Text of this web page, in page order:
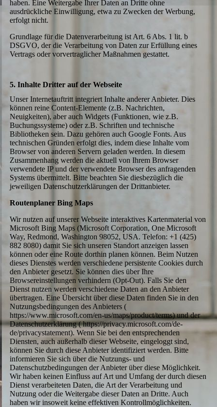
haben. Eine Weitergabe Ihrer Daten an Dritte ohne
ausdrückliche Einwilligung, etwa zu Zwecken der Werbung,
erfolgt nicht.
Grundlage für die Datenverarbeitung ist Art. 6 Abs. 1 lit. b
DSGVO, der die Verarbeitung von Daten zur Erfüllung eines
Vertrags oder vorvertraglicher Maßnahmen gestattet.
5. Inhalte Dritter auf der Webseite
Unser Internetauftritt integriert Inhalte anderer Anbieter. Dies
können reine Content-Elemente (z.B. Nachrichten,
Neuigkeiten), aber auch Widgets (Funktionen, wie z.B.
Buchungssysteme) oder z.B. Schriften und technische
Bibliotheken sein. Dazu gehören auch Google Fonts. Aus
technischen Gründen erfolgt dies, indem diese Inhalte vom
Browser von anderen Servern geladen werden. In diesem
Zusammenhang werden die aktuell von Ihrem Browser
verwendete IP und der verwendete Browser des anfragenden
Systems übermittelt. Bitte beachten Sie diesbezüglich die
jeweiligen Datenschutzerklärungen der Drittanbieter.
Routenplaner Bing Maps
Wir nutzen auf unserer Webseite interaktives Kartenmaterial von
Microsoft Bing Maps (Microsoft Corporation, One Microsoft
Way, Redmond, Washington 98052, USA. Telefon: +1 (425)
882 8080) damit Sie sich unseren Standort anzeigen lassen
können oder eine Route dorthin planen können. Beim Nutzen
dieses Dienstes werden verschiedene persistente Cookies durch
den Anbieter gesetzt. Sie können dies über Ihre
Browsereinstellungen verhindern (Opt-Out). Falls Sie den
Dienst nutzen werden verschiedene Daten an den Anbieter
übertragen. Eine Übersicht über diese Daten finden Sie in den
Nutzungsbedingungen des Anbieters (
https://www.microsoft.com/en-us/maps/product/terms) und der
Datenschutzerklärung ( https://privacy.microsoft.com/de-
de/privacystatement). Wenn Sie bei den entsprechenden
Diensten, auch außerhalb dieser Webseite, eingeloggt sind,
können Sie durch diese Anbieter identifiziert werden. Bitte
informieren Sie sich über die Nutzungs- und
Datenschutzbedingungen der Anbieter über diese Möglichkeit.
Wir haben keinen Einfluss auf Art und Umfang der durch diesen
Dienst verarbeiteten Daten, die Art der Verarbeitung und
Nutzung oder die Weitergabe dieser Daten an Dritte. Auch
haben wir insoweit keine effektiven Kontrollmöglichkeiten.